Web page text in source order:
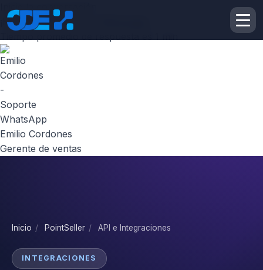
Inicie la conversación
¡Hola! Escribenos por
Emilio Cordones
Gerente de ventas
Inicio / PointSeller / API e Integraciones
INTEGRACIONES